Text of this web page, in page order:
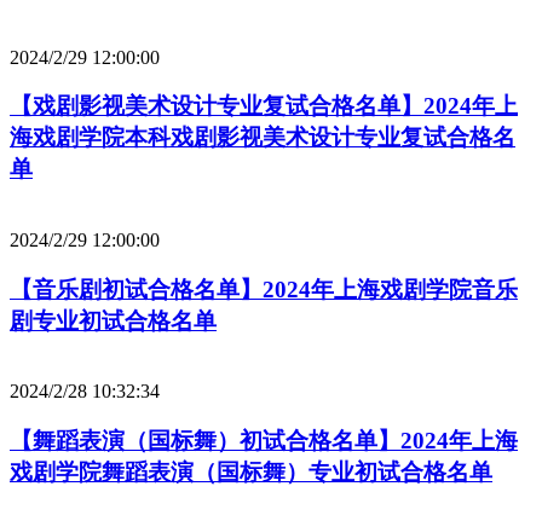
2024/2/29 12:00:00
【戏剧影视美术设计专业复试合格名单】2024年上
海戏剧学院本科戏剧影视美术设计专业复试合格名
单
2024/2/29 12:00:00
【音乐剧初试合格名单】2024年上海戏剧学院音乐
剧专业初试合格名单
2024/2/28 10:32:34
【舞蹈表演（国标舞）初试合格名单】2024年上海
戏剧学院舞蹈表演（国标舞）专业初试合格名单